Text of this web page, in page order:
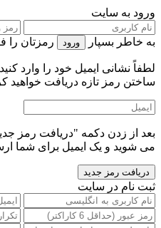
به سایت
خاطر بسپار
رمزتان را
نشانی ایمیل خود را‌ وارد کنید.
رمز تازه دریافت خواهید کرد.
از زدن دکمه "دریافت رمز
شوید و یک ایمیل برای شما
نام در سایت